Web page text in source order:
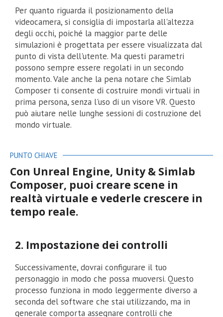
Per quanto riguarda il posizionamento della
videocamera, si consiglia di impostarla all'altezza
degli occhi, poiché la maggior parte delle
simulazioni è progettata per essere visualizzata dal
punto di vista dell'utente. Ma questi parametri
possono sempre essere regolati in un secondo
momento. Vale anche la pena notare che Simlab
Composer ti consente di costruire mondi virtuali in
prima persona, senza l'uso di un visore VR. Questo
può aiutare nelle lunghe sessioni di costruzione del
mondo virtuale.
PUNTO CHIAVE
Con Unreal Engine, Unity & Simlab
Composer, puoi creare scene in
realtà virtuale e vederle crescere in
tempo reale.
2. Impostazione dei controlli
Successivamente, dovrai configurare il tuo
personaggio in modo che possa muoversi. Questo
processo funziona in modo leggermente diverso a
seconda del software che stai utilizzando, ma in
generale comporta assegnare controlli che